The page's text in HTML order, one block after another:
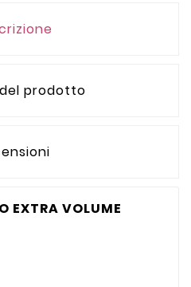
prodotto
EXTRA VOLUME